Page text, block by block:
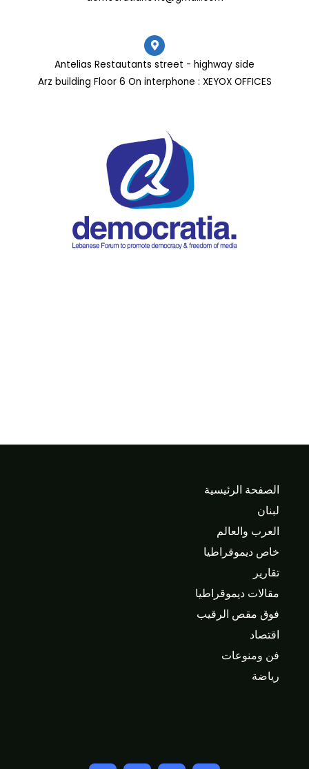
Antelias Restautants street - highway side
Arz building Floor 6 On interphone : XEYOX OFFICES
الصفحة الرئيسية
لبنان
العرب والعالم
خاص ديموقراطيا
تقارير
مقالات ديموقراطيا
فوق مقص الرقيب
اقتصاد
فن ومنوعات
رياضة